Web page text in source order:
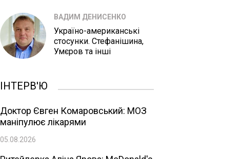
ВАДИМ ДЕНИСЕНКО
Україно-американські
стосунки. Стефанішина,
Умєров та інші
ІНТЕРВ'Ю
Доктор Євген Комаровський: МОЗ
маніпулює лікарями
05.08.2026